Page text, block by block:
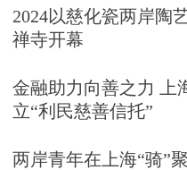
2024以慈化瓷两岸陶
禅寺开幕
金融助力向善之力 上
立“利民慈善信托”
两岸青年在上海“骑”